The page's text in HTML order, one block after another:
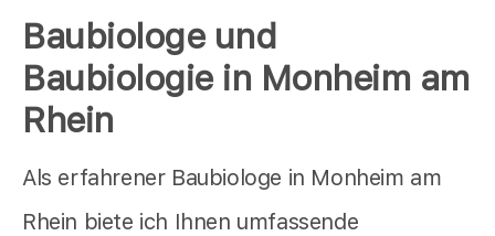
Baubiologe und
Baubiologie in Monheim am
Rhein
Als erfahrener Baubiologe in Monheim am
Rhein biete ich Ihnen umfassende